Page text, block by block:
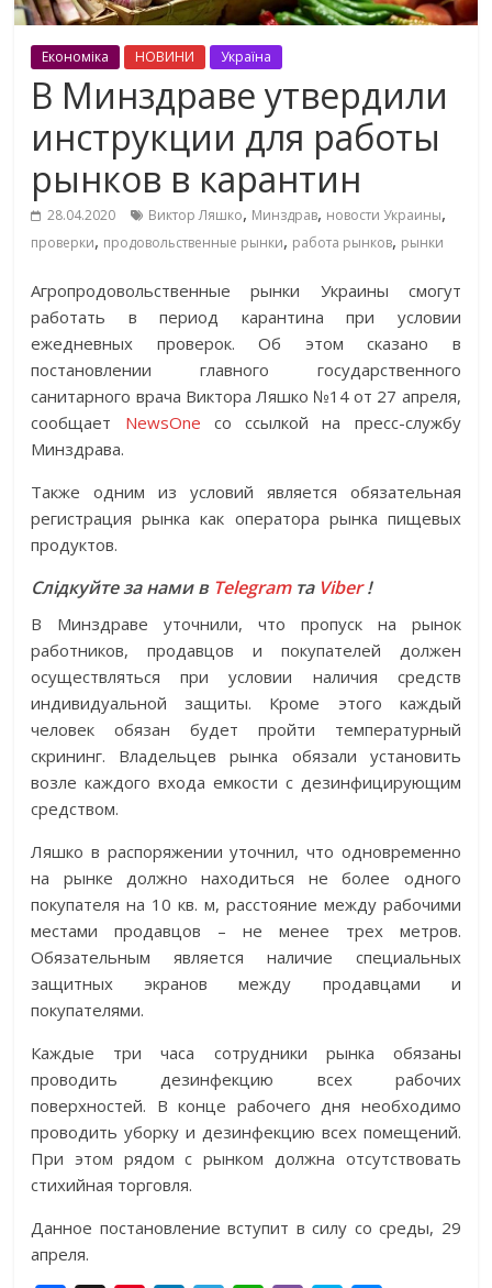
Економіка НОВИНИ Україна
В Минздраве утвердили
инструкции для работы
рынков в карантин
28.04.2020 Виктор Ляшко, Минздрав, новости Украины,
проверки, продовольственные рынки, работа рынков, рынки
Агропродовольственные рынки Украины смогут
работать в период карантина при условии
ежедневных проверок. Об этом сказано в
постановлении главного государственного
санитарного врача Виктора Ляшко №14 от 27 апреля,
сообщает NewsOne со ссылкой на пресс-службу
Минздрава.
Также одним из условий является обязательная
регистрация рынка как оператора рынка пищевых
продуктов.
Слідкуйте за нами в Telegramта Viber!
В Минздраве уточнили, что пропуск на рынок
работников, продавцов и покупателей должен
осуществляться при условии наличия средств
индивидуальной защиты. Кроме этого каждый
человек обязан будет пройти температурный
скрининг. Владельцев рынка обязали установить
возле каждого входа емкости с дезинфицирующим
средством.
Ляшко в распоряжении уточнил, что одновременно
на рынке должно находиться не более одного
покупателя на 10 кв. м, расстояние между рабочими
местами продавцов – не менее трех метров.
Обязательным является наличие специальных
защитных экранов между продавцами и
покупателями.
Каждые три часа сотрудники рынка обязаны
проводить дезинфекцию всех рабочих
поверхностей. В конце рабочего дня необходимо
проводить уборку и дезинфекцию всех помещений.
При этом рядом с рынком должна отсутствовать
стихийная торговля.
Данное постановление вступит в силу со среды, 29
апреля.